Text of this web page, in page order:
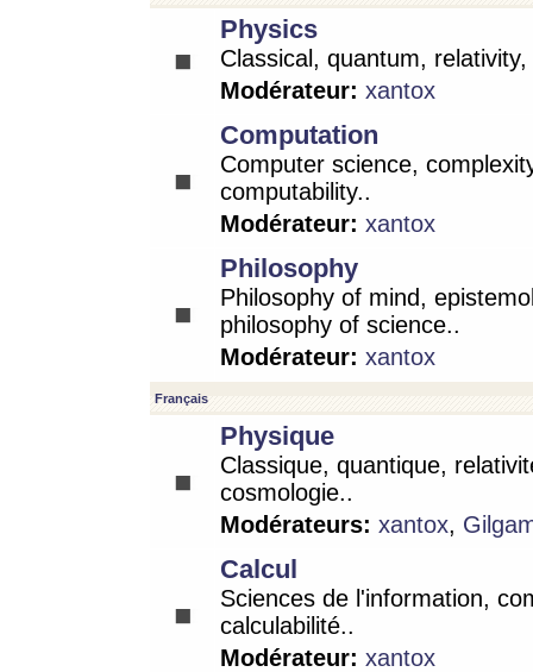
Physics
Classical, quantum,
Modérateur: xantox
Computation
Computer science,
computability..
Modérateur: xantox
Philosophy
Philosophy of mind,
philosophy of science..
Modérateur: xantox
Français
Physique
Classique, quantique,
cosmologie..
Modérateurs: xantox,
Calcul
Sciences de l'information,
calculabilité..
Modérateur: xantox